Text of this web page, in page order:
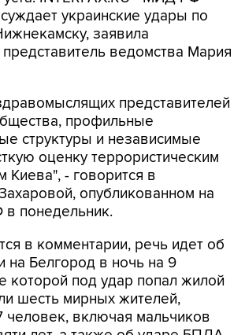
ведомства Мария
представителей
структуры и независимые
оценку террористическим
Киева", - говорится в
опубликованном на
понедельник.
в комментарии, речь идет об
которой под удар попал жилой
шесть мирных жителей,
человек, включая мальчиков
лет, а также об ударе БПЛА
утром 10 августа, где в